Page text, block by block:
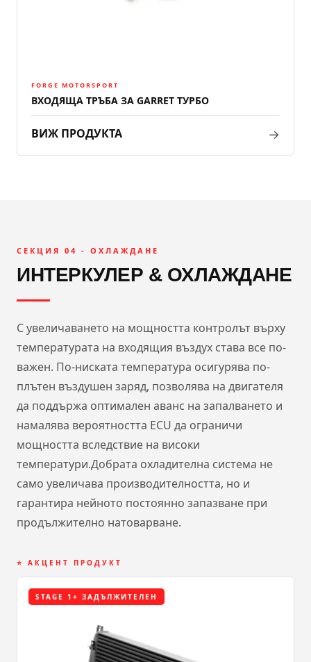
FORGE MOTORSPORT
ВХОДЯЩА ТРЪБА ЗА GARRET ТУРБО
ВИЖ ПРОДУКТА →
СЕКЦИЯ 04 - ОХЛАЖДАНЕ
ИНТЕРКУЛЕР & ОХЛАЖДАНЕ
С увеличаването на мощността контролът върху
температурата на входящия въздух става все по-
важен. По-ниската температура осигурява по-
плътен въздушен заряд, позволява на двигателя
да поддържа оптимален аванс на запалването и
намалява вероятността ECU да ограничи
мощността вследствие на високи
температури.Добрата охладителна система не
само увеличава производителността, но и
гарантира нейното постоянно запазване при
продължително натоварване.
⭐ АКЦЕНТ ПРОДУКТ